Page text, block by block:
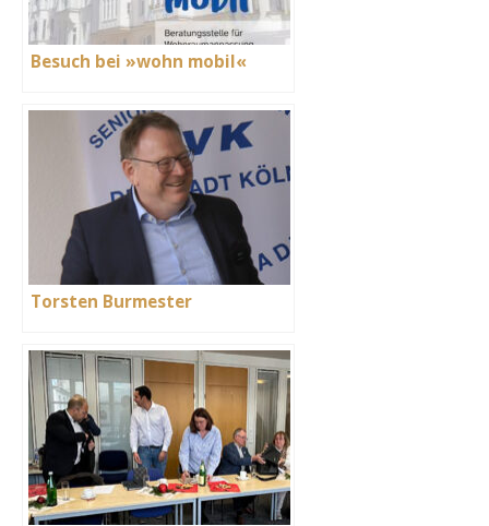
Besuch bei »wohn mobil«
Torsten Burmester